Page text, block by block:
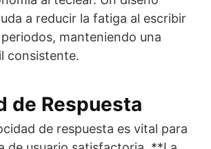
a reducir la fatiga al escribir
manteniendo una
consistente.
de Respuesta
de respuesta es vital para